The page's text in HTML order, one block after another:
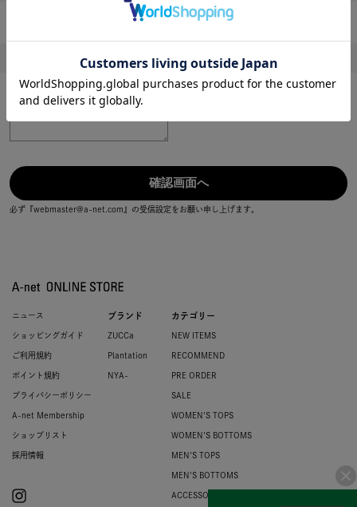
必ず『webmaster@a-net.com』の受信設定をお願い申し上げます。
ニュース
ショッピングガイド
ご利用規約
ポイント規約
プライバシーポリシー
A-net Membership
ショップリスト
採用情報
ブランド
ZUCCa
Plantation
NYA-
カテゴリー
NEW ITEMS
RECOMMEND
PRE ORDER
SALE
WOMEN'S TOPS
WOMEN'S BOTTOMS
MEN'S TOPS
MEN'S BOTTOMS
ACCESSORIES